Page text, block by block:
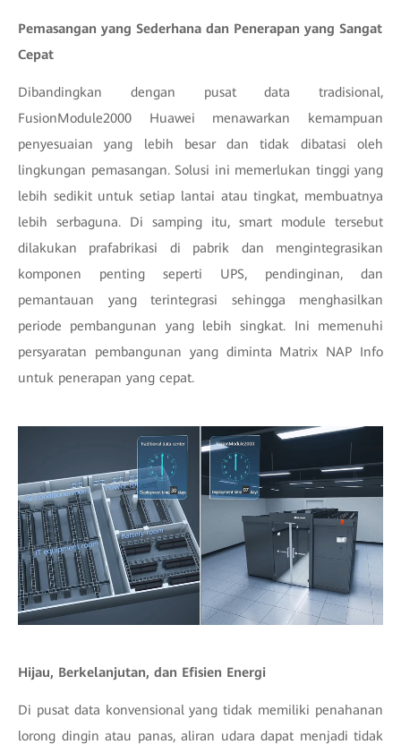
Pemasangan yang Sederhana dan Penerapan yang Sangat
Cepat
Dibandingkan dengan pusat data tradisional,
FusionModule2000 Huawei menawarkan kemampuan
penyesuaian yang lebih besar dan tidak dibatasi oleh
lingkungan pemasangan. Solusi ini memerlukan tinggi yang
lebih sedikit untuk setiap lantai atau tingkat, membuatnya
lebih serbaguna. Di samping itu, smart module tersebut
dilakukan prafabrikasi di pabrik dan mengintegrasikan
komponen penting seperti UPS, pendinginan, dan
pemantauan yang terintegrasi sehingga menghasilkan
periode pembangunan yang lebih singkat. Ini memenuhi
persyaratan pembangunan yang diminta Matrix NAP Info
untuk penerapan yang cepat.
Hijau, Berkelanjutan, dan Efisien Energi
Di pusat data konvensional yang tidak memiliki penahanan
lorong dingin atau panas, aliran udara dapat menjadi tidak